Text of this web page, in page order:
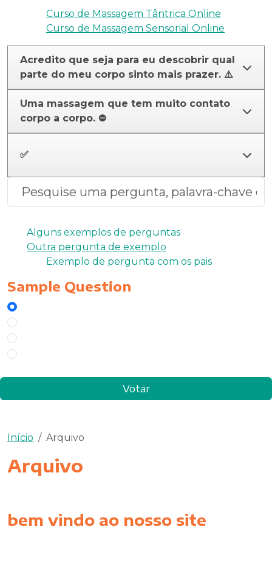
Curso de Massagem Tântrica Online
Curso de Massagem Sensorial Online
Acredito que seja para eu descobrir qual
parte do meu corpo sinto mais prazer. ⚠️
Uma massagem que tem muito contato
corpo a corpo. ⛔
✅
Alguns exemplos de perguntas
Outra pergunta de exemplo
Exemplo de pergunta com os pais
Sample Question
Votar
Início Arquivo
Arquivo
bem vindo ao nosso site